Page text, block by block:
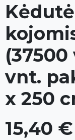
vnt.
x 250
15,40 €